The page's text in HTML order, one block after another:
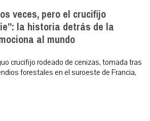
veces, pero el crucifijo
la historia detrás de la
al mundo
crucifijo rodeado de cenizas, tomada tras
forestales en el suroeste de Francia,